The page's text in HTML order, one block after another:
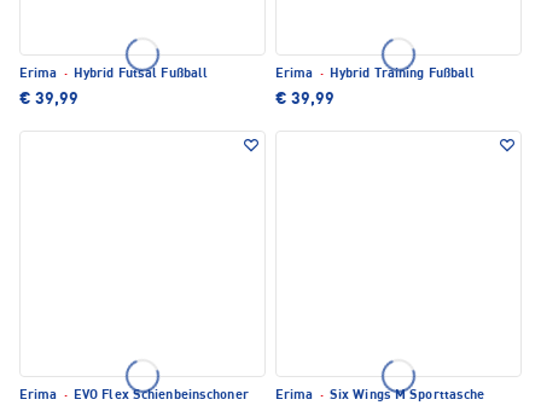
Erima · Hybrid Futsal Fußball
€ 39,99
Erima · Hybrid Training Fußball
€ 39,99
Erima · EVO Flex Schienbeinschoner Erima · Six Wings M Sporttasche